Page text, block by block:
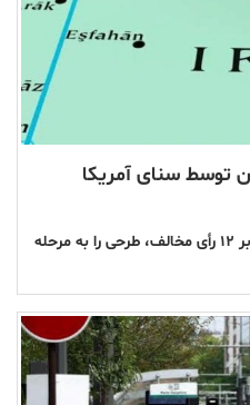
توسط سنای آمریکا
سنای آمریکا با ۸۶ رأی موافق در برابر ۱۲ رأی مخالف، طرحی را به مرحله